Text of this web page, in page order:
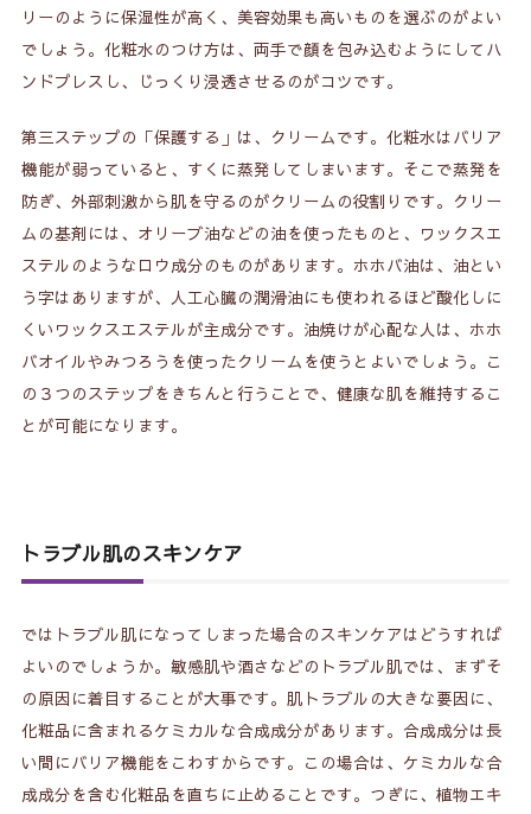
リーのように保湿性が高く、美容効果も高いものを選ぶのがよい
でしょう。化粧水のつけ方は、両手で顔を包み込むようにしてハ
ンドプレスし、じっくり浸透させるのがコツです。
第三ステップの「保護する」は、クリームです。化粧水はバリア
機能が弱っていると、すくに蒸発してしまいます。そこで蒸発を
防ぎ、外部刺激から肌を守るのがクリームの役割りです。クリー
ムの基剤には、オリーブ油などの油を使ったものと、ワックスエ
ステルのようなロウ成分のものがあります。ホホバ油は、油とい
う字はありますが、人工心臓の潤滑油にも使われるほど酸化しに
くいワックスエステルが主成分です。油焼けが心配な人は、ホホ
バオイルやみつろうを使ったクリームを使うとよいでしょう。こ
の３つのステップをきちんと行うことで、健康な肌を維持するこ
とが可能になります。
トラブル肌のスキンケア
ではトラブル肌になってしまった場合のスキンケアはどうすれば
よいのでしょうか。敏感肌や酒さなどのトラブル肌では、まずそ
の原因に着目することが大事です。肌トラブルの大きな要因に、
化粧品に含まれるケミカルな合成成分があります。合成成分は長
い間にバリア機能をこわすからです。この場合は、ケミカルな合
成成分を含む化粧品を直ちに止めることです。つぎに、植物エキ